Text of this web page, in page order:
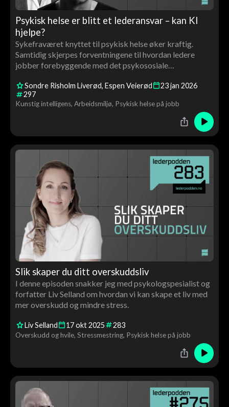
Psykisk helse er blitt et lederansvar – kan KI
hjelpe?
Sykefraværet knyttet til psykisk helse øker kraftig.
Samtidig skjerpes forventningene til hvordan ledere
jobber forebyggende med det psykososiale
Sondre Risholm Liverød Espen Veierød 23jan 2026
297
Kunstig intelligens Arbeidsmiljø Psykisk helse på jobb
Slik skaper du ditt overskuddsliv
I denne episoden snakker jeg med psykologspesialist og
forfatter Liv Selland om hvordan vi kan skape et liv med
mer overskudd og mindre stress.
Liv Selland 17okt2025 283
Overskudd og hvile Stressmestring Psykisk helse på jobb